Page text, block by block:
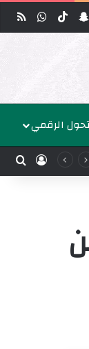
انستقرامسناب تشات
‫TikTokواتساب
الرقمي